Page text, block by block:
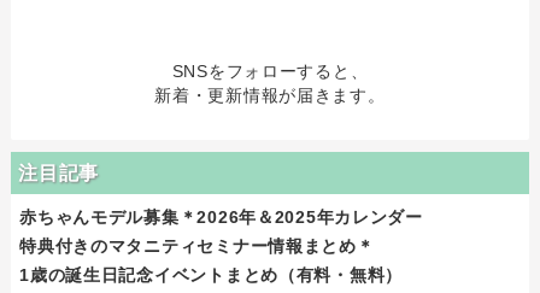
SNSをフォローすると、
新着・更新情報が届きます。
注目記事
赤ちゃんモデル募集＊2026年＆2025年カレンダー
特典付きのマタニティセミナー情報まとめ＊
1歳の誕生日記念イベントまとめ（有料・無料）